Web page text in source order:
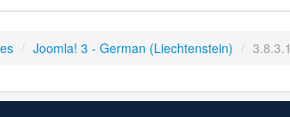
/ Joomla! 3 - German (Liechtenstein) / 3.8.3.1